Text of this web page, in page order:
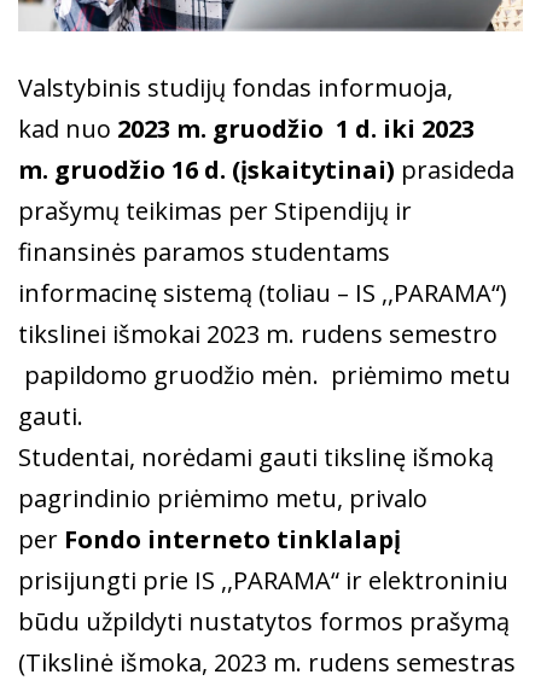
Valstybinis studijų fondas informuoja,
kad nuo 2023 m. gruodžio 1 d. iki 2023
m. gruodžio 16 d. (įskaitytinai) prasideda
prašymų teikimas per Stipendijų ir
finansinės paramos studentams
informacinę sistemą (toliau – IS ,,PARAMA“)
tikslinei išmokai 2023 m. rudens semestro
papildomo gruodžio mėn. priėmimo metu
gauti.
Studentai, norėdami gauti tikslinę išmoką
pagrindinio priėmimo metu, privalo
per Fondo interneto tinklalapį
prisijungti prie IS ,,PARAMA“ ir elektroniniu
būdu užpildyti nustatytos formos prašymą
(Tikslinė išmoka, 2023 m. rudens semestras